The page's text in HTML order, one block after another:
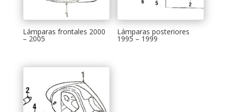
Lámparas frontales 2000
– 2005
Lámparas posteriores
1995 – 1999